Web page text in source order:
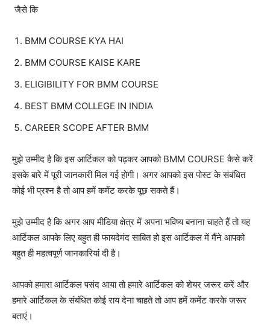
जैसे कि
BMM COURSE KYA HAI
BMM COURSE KAISE KARE
ELIGIBILITY FOR BMM COURSE
BEST BMM COLLEGE IN INDIA
CAREER SCOPE AFTER BMM
मुझे उम्मीद है कि इस आर्टिकल को पढ़कर आपको BMM COURSE कैसे करें
इसके बारे में पूरी जानकारी मिल गई होगी। अगर आपको इस पोस्ट के संबंधित
कोई भी प्रश्न है तो आप हमें कमेंट करके पूछ सकते हैं।
मुझे उम्मीद है कि अगर आप मीडिया क्षेत्र में अपना भविष्य बनाना चाहते हैं तो यह
आर्टिकल आपके लिए बहुत ही फायदेमंद साबित हो इस आर्टिकल में मैंने आपको
बहुत ही महत्वपूर्ण जानकारियां दी है।
आपको हमारा आर्टिकल पसंद आया तो हमारे आर्टिकल को शेयर जरूर करें और
हमारे आर्टिकल के संबंधित कोई राय देना चाहते तो आप हमें कमेंट करके जरूर
बताएं।